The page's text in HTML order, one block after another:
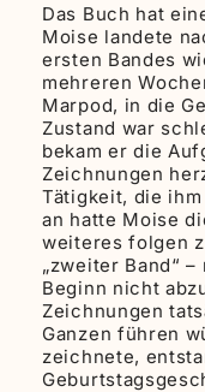
Das Buch hat
Moise landete
ersten Bandes
mehreren
Marpod, in die
Zustand war
bekam er die
Zeichnungen
Tätigkeit, die
an hatte Moise
weiteres folgen
„zweiter Band“
Beginn nicht
Zeichnungen
Ganzen führen
zeichnete,